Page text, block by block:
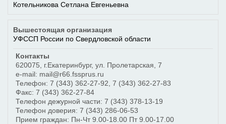
Котельникова Сетлана Евгеньевна
Вышестоящая организация
УФССП России по Свердловской области
Контакты
620075
г.Екатеринбург, ул. Пролетарская, 7
e-mail: mail@r66.fssprus.ru
Телефон: 7 (343) 362-27-92 7 (343) 362-27-83
Факс: 7 (343) 362-27-84
Телефон дежурной части: 7 (343) 378-13-19
Телефон доверия: 7 (343) 286-06-53
Прием граждан: Пн-Чт 9.00-18.00 Пт 9.00-17.00